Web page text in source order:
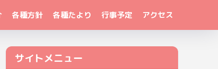
各種方針 各種たより 行事予定 アクセス
サイトメニュー